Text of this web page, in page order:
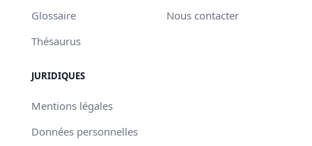
Glossaire
Thésaurus
Nous contacter
JURIDIQUES
Mentions légales
Données personnelles